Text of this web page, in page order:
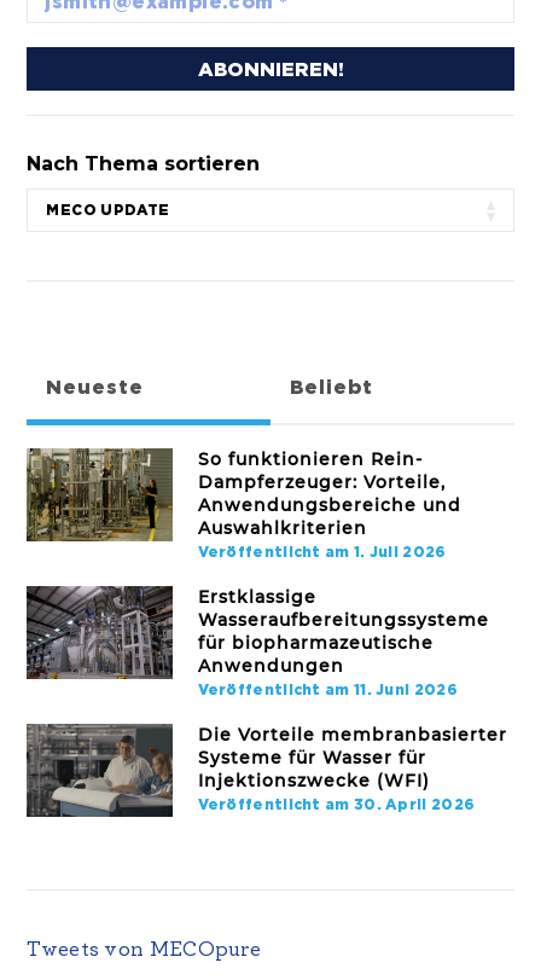
Nach Thema sortieren
Neueste Beliebt
So funktionieren Rein-
Dampferzeuger: Vorteile,
Anwendungsbereiche und
Auswahlkriterien
Veröffentlicht am 1. Juli 2026
Erstklassige
Wasseraufbereitungssysteme
für biopharmazeutische
Anwendungen
Veröffentlicht am 11. Juni 2026
Die Vorteile membranbasierter
Systeme für Wasser für
Injektionszwecke (WFI)
Veröffentlicht am 30. April 2026
Tweets von MECOpure